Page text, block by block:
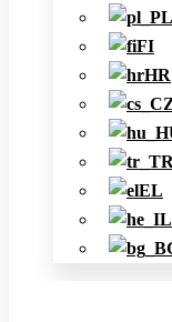
FI
HR
EL